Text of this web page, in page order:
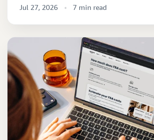
Jul 27, 2026 7 min read